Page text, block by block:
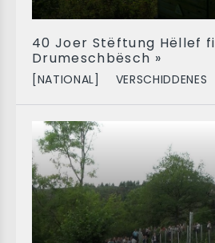
40 Joer Stëftung Hëllef
Drumeschbësch »
[NATIONAL] VERSCHIDDENES